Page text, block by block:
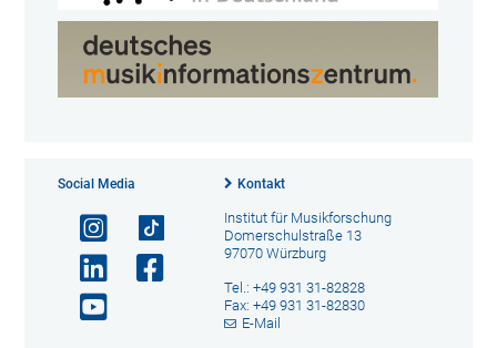
Social Media Kontakt
Institut für Musikforschung
Domerschulstraße 13
97070 Würzburg
Tel.: +49 931 31-82828
Fax: +49 931 31-82830
E-Mail